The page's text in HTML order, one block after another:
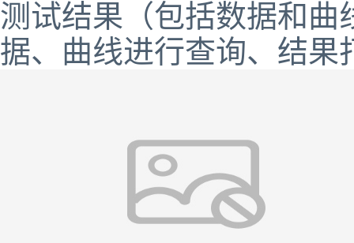
测试结果（包括数据和曲
据、曲线进行查询、结果